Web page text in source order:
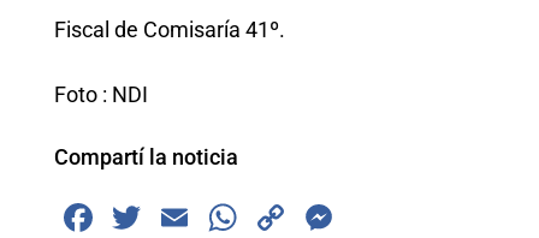
Fiscal de Comisaría 41º.
Foto : NDI
Compartí la noticia
F
T
E
W
C